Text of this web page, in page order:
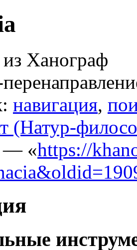
Ханограф
навигация,
(Натур-
— «https://